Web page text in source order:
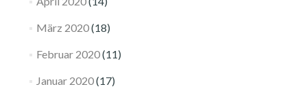
März 2020(18)
Februar 2020(11)
Januar 2020(17)